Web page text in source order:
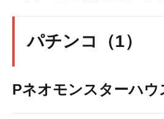
パチンコ（1）
Pネオモンスターハウ